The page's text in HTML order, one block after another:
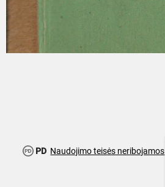
PD Naudojimo teisės neribojamos